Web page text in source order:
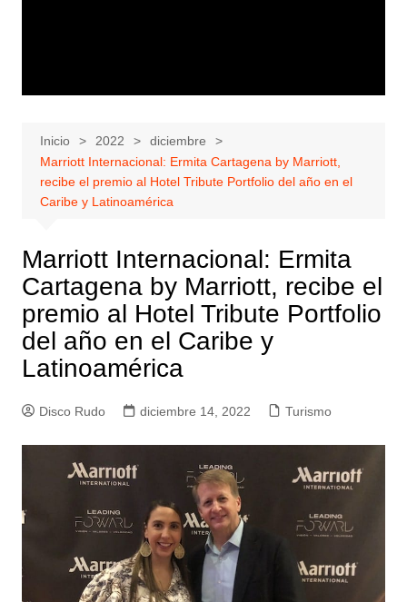
Inicio 2022
diciembre
Marriott Internacional: Ermita Cartagena by Marriott,
recibe el premio al Hotel Tribute Portfolio del año en el
Caribe y Latinoamérica
Marriott Internacional: Ermita
Cartagena by Marriott, recibe el
premio al Hotel Tribute Portfolio
del año en el Caribe y
Latinoamérica
Disco Rudo diciembre 14, 2022 Turismo